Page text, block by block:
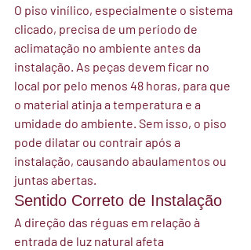
O piso vinílico, especialmente o sistema
clicado, precisa de um período de
aclimatação no ambiente antes da
instalação. As peças devem ficar no
local por pelo menos 48 horas, para que
o material atinja a temperatura e a
umidade do ambiente. Sem isso, o piso
pode dilatar ou contrair após a
instalação, causando abaulamentos ou
juntas abertas.
Sentido Correto de Instalação
A direção das réguas em relação à
entrada de luz natural afeta